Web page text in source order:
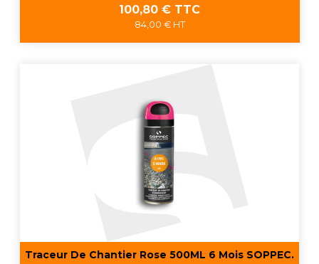
Prix
100,80 € TTC
84,00 € HT
Traceur De Chantier Rose 500ML 6 Mois SOPPEC.